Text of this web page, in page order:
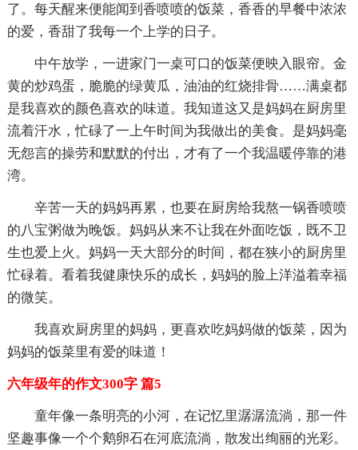
了。每天醒来便能闻到香喷喷的饭菜，香香的早餐中浓浓
的爱，香甜了我每一个上学的日子。
中午放学，一进家门一桌可口的饭菜便映入眼帘。金
黄的炒鸡蛋，脆脆的绿黄瓜，油油的红烧排骨……满桌都
是我喜欢的颜色喜欢的味道。我知道这又是妈妈在厨房里
流着汗水，忙碌了一上午时间为我做出的美食。是妈妈毫
无怨言的操劳和默默的付出，才有了一个我温暖停靠的港
湾。
辛苦一天的妈妈再累，也要在厨房给我熬一锅香喷喷
的八宝粥做为晚饭。妈妈从来不让我在外面吃饭，既不卫
生也爱上火。妈妈一天大部分的时间，都在狭小的厨房里
忙碌着。看着我健康快乐的成长，妈妈的脸上洋溢着幸福
的微笑。
我喜欢厨房里的妈妈，更喜欢吃妈妈做的饭菜，因为
妈妈的饭菜里有爱的味道！
六年级年的作文300字 篇5
童年像一条明亮的小河，在记忆里潺潺流淌，那一件
坚趣事像一个个鹅卵石在河底流淌，散发出绚丽的光彩。